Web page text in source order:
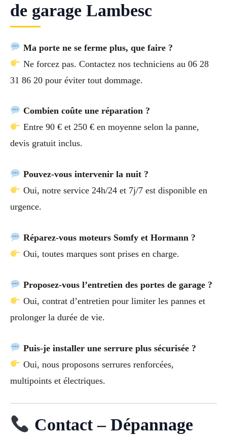
de garage Lambesc
Ma porte ne se ferme plus, que faire ?
Ne forcez pas. Contactez nos techniciens au 06 28
31 86 20 pour éviter tout dommage.
Combien coûte une réparation ?
Entre 90 € et 250 € en moyenne selon la panne,
devis gratuit inclus.
Pouvez-vous intervenir la nuit ?
Oui, notre service 24h/24 et 7j/7 est disponible en
urgence.
Réparez-vous moteurs Somfy et Hormann ?
Oui, toutes marques sont prises en charge.
Proposez-vous l’entretien des portes de garage ?
Oui, contrat d’entretien pour limiter les pannes et
prolonger la durée de vie.
Puis-je installer une serrure plus sécurisée ?
Oui, nous proposons serrures renforcées,
multipoints et électriques.
Contact – Dépannage